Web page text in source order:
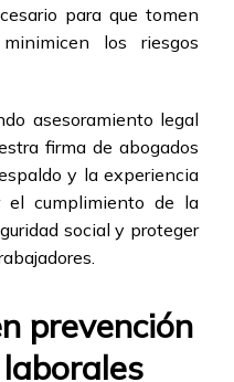
para que tomen
los riesgos
asesoramiento legal
firma de abogados
y la experiencia
el cumplimiento de la
social y proteger
prevención